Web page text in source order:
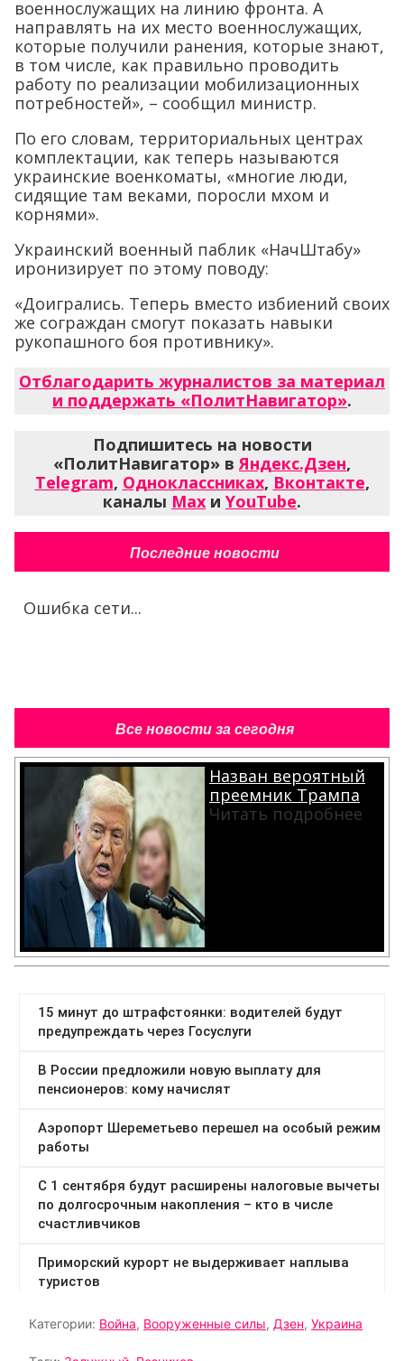
военнослужащих на линию фронта. А
направлять на их место военнослужащих,
которые получили ранения, которые знают,
в том числе, как правильно проводить
работу по реализации мобилизационных
потребностей», – сообщил министр.
По его словам, территориальных центрах
комплектации, как теперь называются
украинские военкоматы, «многие люди,
сидящие там веками, поросли мхом и
корнями».
Украинский военный паблик «НачШтабу»
иронизирует по этому поводу:
«Доигрались. Теперь вместо избиений своих
же сограждан смогут показать навыки
рукопашного боя противнику».
Отблагодарить журналистов за материал
и поддержать «ПолитНавигатор».
Подпишитесь на новости
«ПолитНавигатор» в Яндекс.Дзен,
Telegram, Одноклассниках, Вконтакте,
каналы Max и YouTube.
Последние новости
Ошибка сети...
Все новости за сегодня
Назван вероятный
преемник Трампа
Читать подробнее
Категории: Война, Вооруженные силы, Дзен, Украина